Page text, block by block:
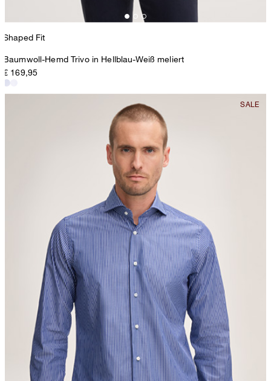
Shaped Fit
Baumwoll-Hemd Trivo in Hellblau-Weiß meliert
€ 169,95